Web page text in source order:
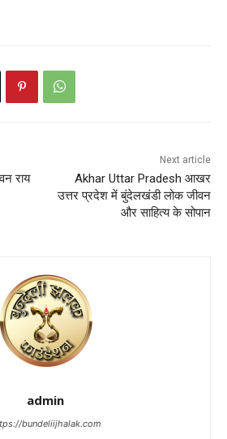
राय
Next article
Akhar Uttar Pradesh आखर
उत्तर प्रदेश में बुंदेलखंडी लोक जीवन
और साहित्य के सोपान
admin
bundeliijhalak.com